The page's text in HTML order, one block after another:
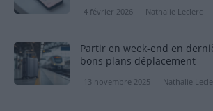
4 février 2026 Nathalie Leclerc
Partir en week-end en
bons plans déplacement
13 novembre 2025 Nathalie